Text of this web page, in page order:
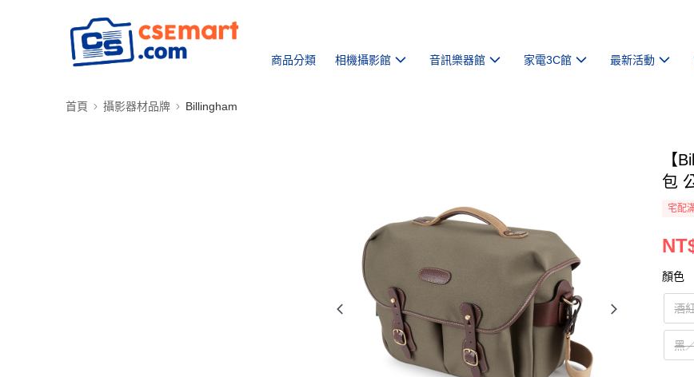
商品分類 相機攝影館 音訊樂器館 家電3C館 最新活動
首頁 攝影器材品牌 Billingham
【
包
宅配
顏色
酒
黑